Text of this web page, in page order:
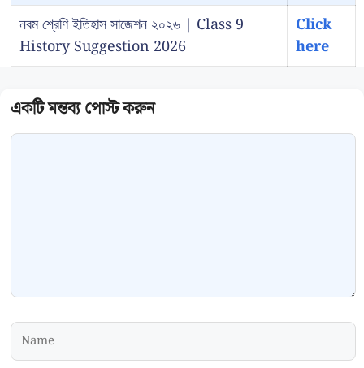
নবম শ্রেণি ইতিহাস সাজেশন ২০২৬ | Class 9
History Suggestion 2026
Click
here
Comment
Name